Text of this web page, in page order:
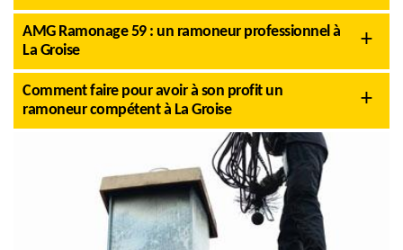
AMG Ramonage 59 : un ramoneur professionnel à
La Groise
Comment faire pour avoir à son profit un
ramoneur compétent à La Groise